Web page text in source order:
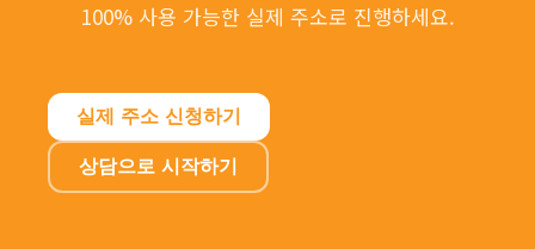
100% 사용 가능한 실제 주소로 진행하세요.
실제 주소 신청하기
상담으로 시작하기